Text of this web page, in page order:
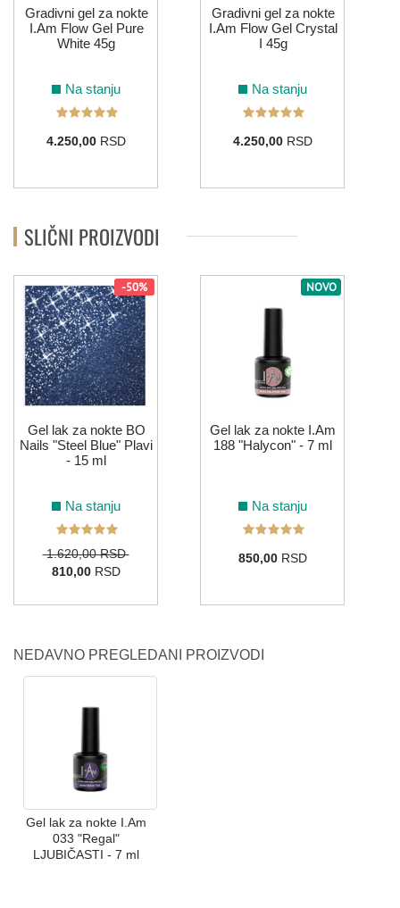
011 058
ZELENA
108 155
008 075 133 134 214
ZLATNA
114
ŽUTA
006 122
Gradivni gel za nokte
I.Am Flow Gel Pure
White 45g
Na stanju
4.250,00RSD
Gradivni gel za nokte
I.Am Flow Gel Crystal
I 45g
Na stanju
4.250,00RSD
SLIČNI PROIZVODI
-50%
Gel lak za nokte BO
Nails "Steel Blue" Plavi
- 15 ml
Na stanju
1.620,00 RSD
810,00RSD
NOVO
Gel lak za nokte I.Am
188 "Halycon" - 7 ml
Na stanju
850,00RSD
NEDAVNO PREGLEDANI PROIZVODI
Gel lak za nokte I.Am
033 "Regal"
LJUBIČASTI - 7 ml